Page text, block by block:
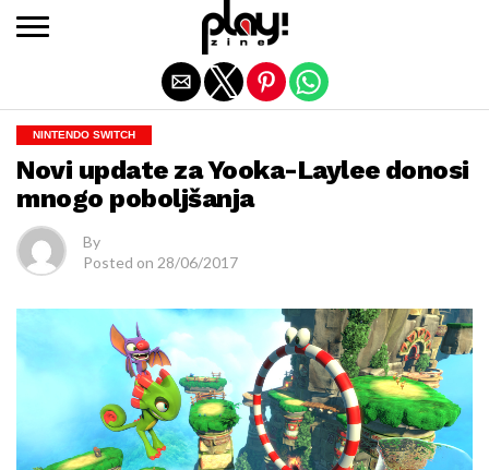
NINTENDO SWITCH
Novi update za Yooka-Laylee donosi
mnogo poboljšanja
By
Posted on 28/06/2017
Exit mobile version